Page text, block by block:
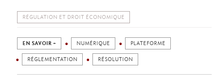
RÉGULATION ET DROIT ÉCONOMIQUE
EN SAVOIR + NUMÉRIQUE PLATEFORME
RÉGLEMENTATION RÉSOLUTION